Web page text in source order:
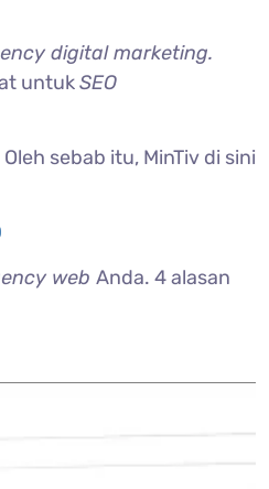
digital marketing.
untukSEO
Oleh sebab itu, MinTiv di sini
web Anda. 4 alasan